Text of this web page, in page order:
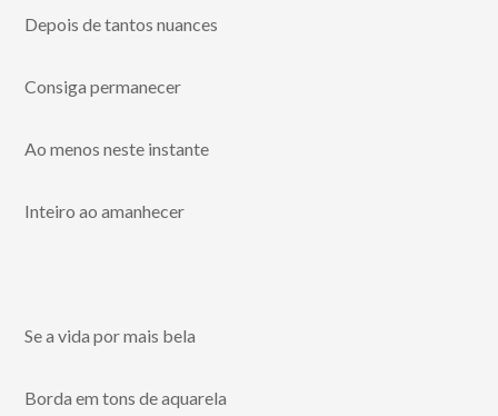
Depois de tantos nuances
Consiga permanecer
Ao menos neste instante
Inteiro ao amanhecer
Se a vida por mais bela
Borda em tons de aquarela